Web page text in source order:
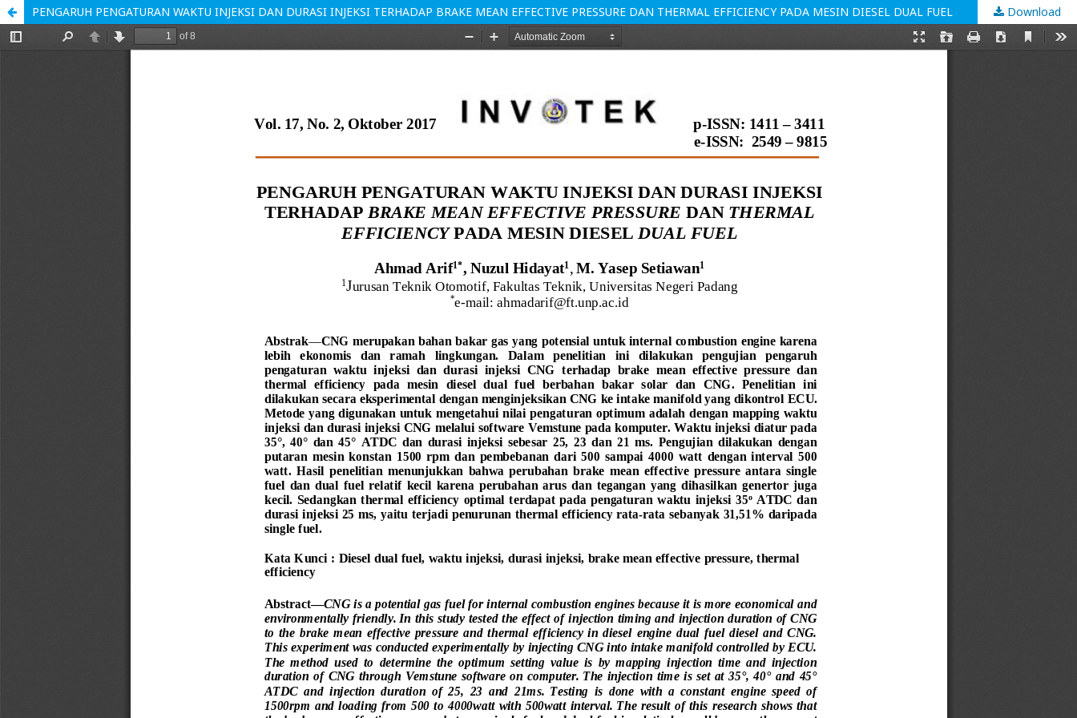
PENGARUH PENGATURAN WAKTU INJEKSI DAN DURASI INJEKSI TERHADAP BRAKE MEAN EFFECTIVE PRESSURE DAN THERMAL EFFICIENCY PADA MESIN DIESEL DUAL FUEL Download